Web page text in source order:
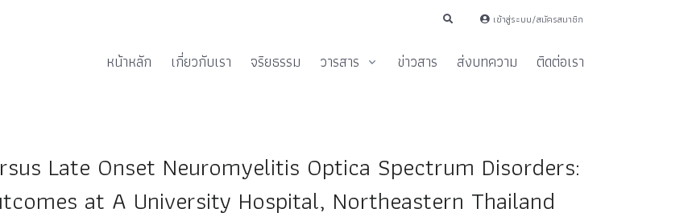
เข้าสู่ระบบ/สมัครสมาชิก
หน้าหลัก เกี่ยวกับเรา จริยธรรม วารสาร ข่าวสาร ส่งบทความ ติดต่อเรา
Late Onset Neuromyelitis Optica Spectrum Disorders:
at A University Hospital, Northeastern Thailand